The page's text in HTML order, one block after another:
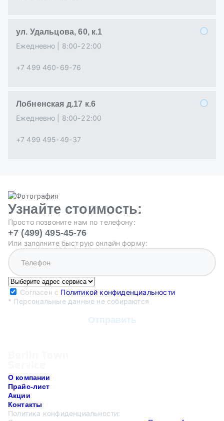
ул. Удальцова, 60, к.1
Ежедневно | 8:00-22:00
+7 499 460-69-76
Лобненская д.17 к.6
Ежедневно | 8:00-22:00
+7 499 495-49-37
Узнайте стоимость:
Просто позвоните нам по телефону:
+7 (499) 495-45-76
Или заполните быструю онлайн форму:
Согласен с Политикой конфиденциальности
* Персональные данные не собираются
О компании
Прайс-лист
Акции
Контакты
Политика конфиденциальности: